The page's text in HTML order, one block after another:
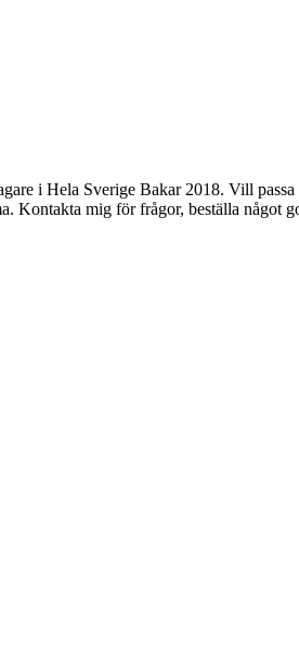
i Hela Sverige Bakar 2018. Vill
Kontakta mig för frågor, beställa något